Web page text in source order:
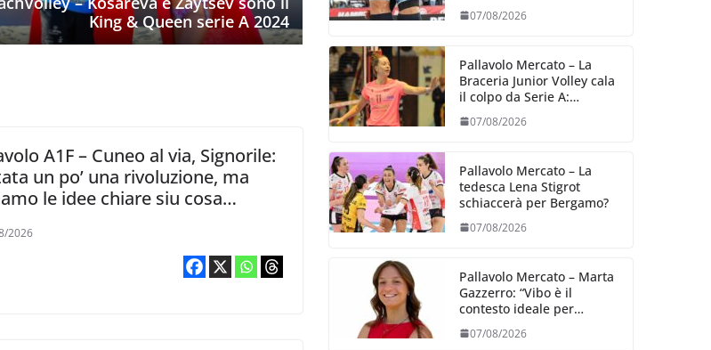
King & Queen serie A 2024
A1F – Cuneo al via, Signorile:
un po’ una rivoluzione, ma
le idee chiare siu cosa
2026
07/08/2026
Pallavolo Mercato – La
Braceria Junior Volley cala
il colpo da Serie A:
Barbara Varaldo è il nuovo
riferimento dell’attacco
07/08/2026
Pallavolo Mercato – La
tedesca Lena Stigrot
schiaccerà per Bergamo?
07/08/2026
Pallavolo Mercato – Marta
Gazzerro: “Vibo è il
contesto ideale per
crescere e mettermi alla
prova”
07/08/2026